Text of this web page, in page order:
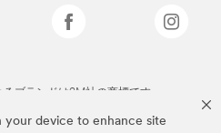
your device to enhance site
ブランドは3M社の商標です。